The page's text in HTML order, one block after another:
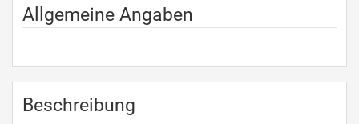
Allgemeine Angaben
Beschreibung